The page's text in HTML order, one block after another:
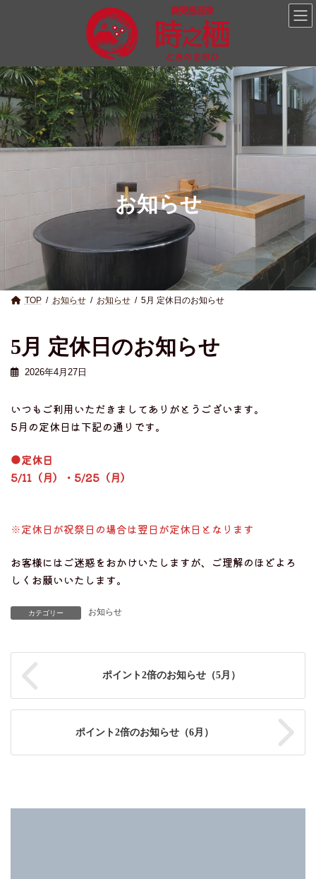
へ
ス
キ
ッ
プ
ョ
ン
に
移
動
お知らせ
TOP お知らせ お知らせ 5月 定休日のお知らせ
5月 定休日のお知らせ
2026年4月27日
いつもご利用いただきましてありがとうございます。
5月の定休日は下記の通りです。
●定休日
5/11（月）・5/25（月）
※定休日が祝祭日の場合は翌日が定休日となります
お客様にはご迷惑をおかけいたしますが、ご理解のほどよろ
しくお願いいたします。
カテゴリー お知らせ
ポイント2倍のお知らせ（5月）
ポイント2倍のお知らせ（6月）